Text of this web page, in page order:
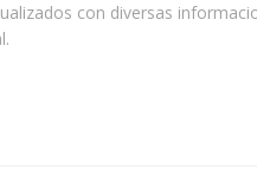
con diversas